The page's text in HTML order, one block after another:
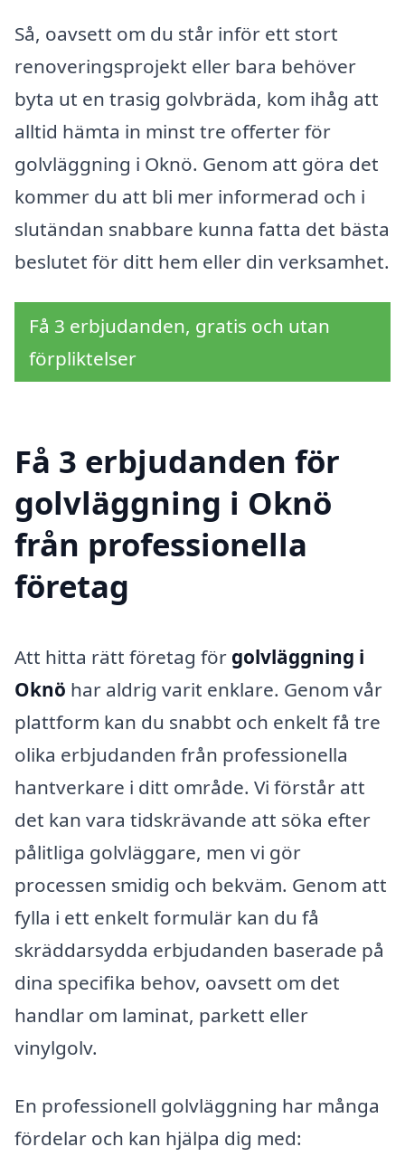
Så, oavsett om du står inför ett stort
renoveringsprojekt eller bara behöver
byta ut en trasig golvbräda, kom ihåg att
alltid hämta in minst tre offerter för
golvläggning i Oknö. Genom att göra det
kommer du att bli mer informerad och i
slutändan snabbare kunna fatta det bästa
beslutet för ditt hem eller din verksamhet.
Få 3 erbjudanden, gratis och utan
förpliktelser
Få 3 erbjudanden för
golvläggning i Oknö
från professionella
företag
Att hitta rätt företag för golvläggning i
Oknö har aldrig varit enklare. Genom vår
plattform kan du snabbt och enkelt få tre
olika erbjudanden från professionella
hantverkare i ditt område. Vi förstår att
det kan vara tidskrävande att söka efter
pålitliga golvläggare, men vi gör
processen smidig och bekväm. Genom att
fylla i ett enkelt formulär kan du få
skräddarsydda erbjudanden baserade på
dina specifika behov, oavsett om det
handlar om laminat, parkett eller
vinylgolv.
En professionell golvläggning har många
fördelar och kan hjälpa dig med: